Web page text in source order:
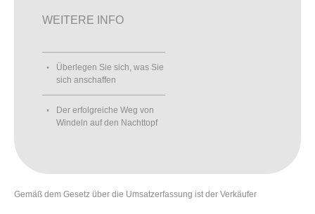
WEITERE INFO
Überlegen Sie sich, was Sie
sich anschaffen
Der erfolgreiche Weg von
Windeln auf den Nachttopf
Gemäß dem Gesetz über die Umsatzerfassung ist der Verkäufer